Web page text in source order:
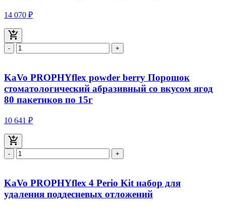
14 070 ₽
- +
KaVo PROPHYflex powder berry Порошок
стоматологический абразивный со вкусом ягод
80 пакетиков по 15г
10 641 ₽
- +
KaVo PROPHYflex 4 Perio Kit набор для
удаления поддесневых отложений